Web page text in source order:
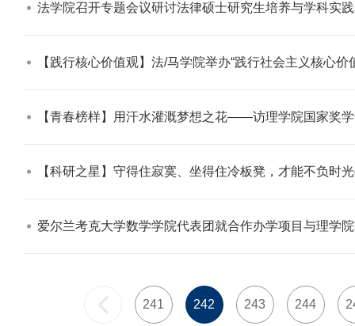
法学院召开专题会议研讨法律硕士研究生培养与学科实
【践行核心价值观】法/马学院举办“践行社会主义核心价
【青春榜样】用汗水灌溉梦想之花——访理学院国家奖
【科研之星】守得住寂寞、坐得住冷板凳，才能不负时光
爱尔兰考克大学数学学院代表团就合作办学项目与理学
241 242 243 244